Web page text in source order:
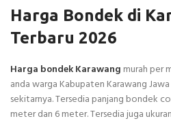
Harga Bondek di
Terbaru 2026
Harga bondek Karawang murah per
anda warga Kabupaten Karawang
sekitarnya. Tersedia panjang bondek
meter dan 6 meter. Tersedia juga